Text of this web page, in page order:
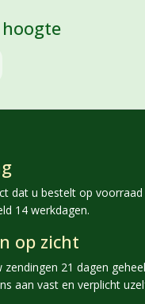
dat u bestelt op
14 werkdagen.
op zicht
21 dagen
aan vast en verplicht